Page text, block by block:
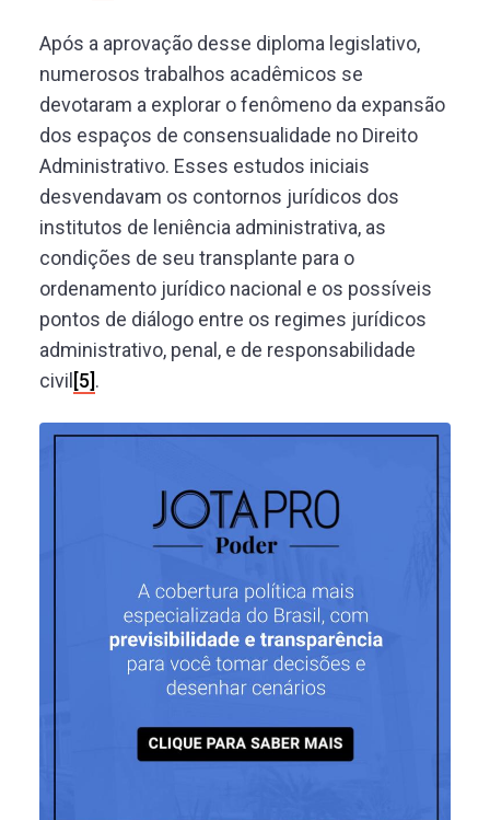
Após a aprovação desse diploma legislativo,
numerosos trabalhos acadêmicos se
devotaram a explorar o fenômeno da expansão
dos espaços de consensualidade no Direito
Administrativo. Esses estudos iniciais
desvendavam os contornos jurídicos dos
institutos de leniência administrativa, as
condições de seu transplante para o
ordenamento jurídico nacional e os possíveis
pontos de diálogo entre os regimes jurídicos
administrativo, penal, e de responsabilidade
civil [5].